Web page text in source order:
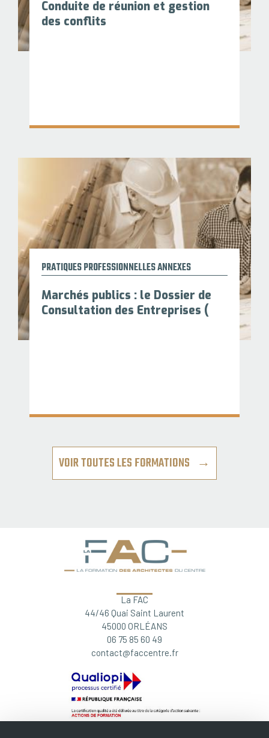
Conduite de réunion et gestion
des conflits
PRATIQUES PROFESSIONNELLES ANNEXES
Marchés publics : le Dossier de
Consultation des Entreprises (
VOIR TOUTES LES FORMATIONS →
La FAC
44/46 Quai Saint Laurent
45000 ORLÉANS
06 75 85 60 49
contact@faccentre.fr